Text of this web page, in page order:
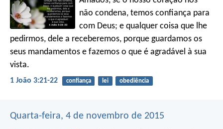
não condena, temos confiança para
com Deus; e qualquer coisa que lhe
pedirmos, dele a receberemos, porque guardamos os
seus mandamentos e fazemos o que é agradável à sua
vista.
1 João 3:21-22 confiança lei obediência
Quarta-feira, 4 de novembro de 2015